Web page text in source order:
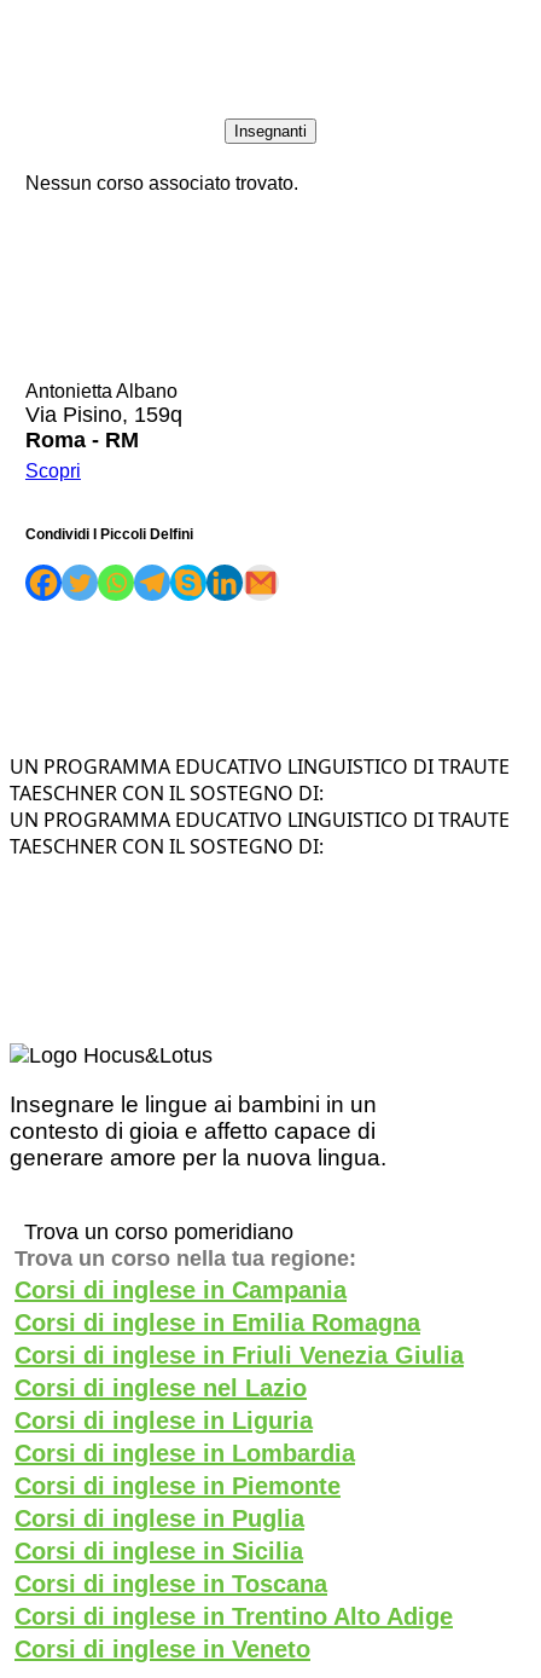
Insegnanti
Nessun corso associato trovato.
Antonietta Albano
Via Pisino, 159q
Roma - RM
Scopri
Condividi I Piccoli Delfini
UN PROGRAMMA EDUCATIVO LINGUISTICO DI TRAUTE
TAESCHNER CON IL SOSTEGNO DI:
UN PROGRAMMA EDUCATIVO LINGUISTICO DI TRAUTE
TAESCHNER CON IL SOSTEGNO DI:
Insegnare le lingue ai bambini in un
contesto di gioia e affetto capace di
generare amore per la nuova lingua.
Trova un corso pomeridiano
Trova un corso nella tua regione:
Corsi di inglese in Campania
Corsi di inglese in Emilia Romagna
Corsi di inglese in Friuli Venezia Giulia
Corsi di inglese nel Lazio
Corsi di inglese in Liguria
Corsi di inglese in Lombardia
Corsi di inglese in Piemonte
Corsi di inglese in Puglia
Corsi di inglese in Sicilia
Corsi di inglese in Toscana
Corsi di inglese in Trentino Alto Adige
Corsi di inglese in Veneto